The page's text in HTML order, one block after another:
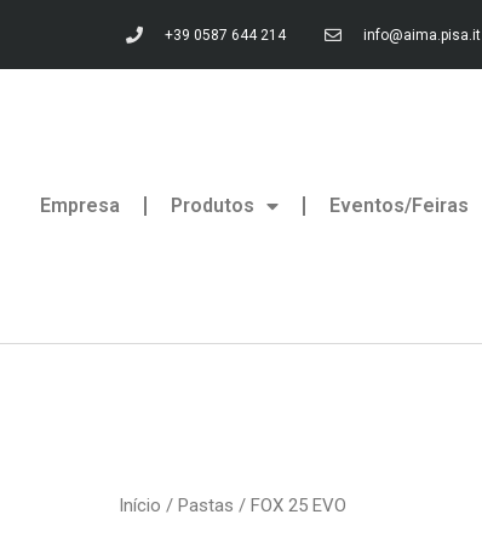
+39 0587 644 214 info@aima.pisa.it
Empresa Produtos Eventos/Feiras
Início / Pastas / FOX 25 EVO